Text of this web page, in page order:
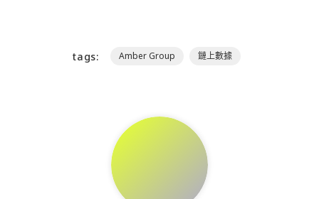
tags: Amber Group 鏈上數據